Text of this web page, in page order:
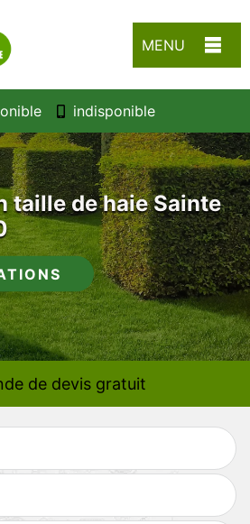
MENU
indisponible
taille de haie Sainte
de devis gratuit